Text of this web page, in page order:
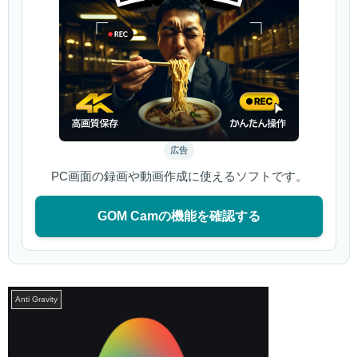
広告
PC画面の録画や動画作成に使えるソフトです。
GOM Camの機能を確認する
Anti Gravity